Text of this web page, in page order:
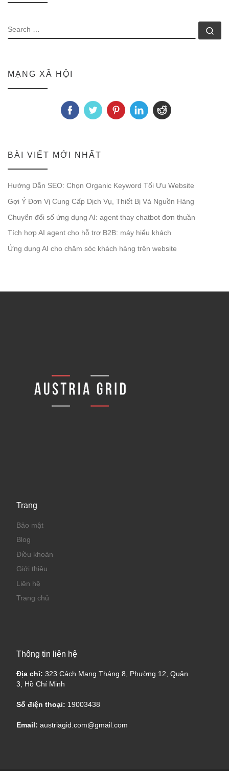
SEARCH
MẠNG XÃ HỘI
BÀI VIẾT MỚI NHẤT
Hướng Dẫn SEO: Chọn Organic Keyword Tối Ưu Website
Gợi Ý Đơn Vị Cung Cấp Dịch Vụ, Thiết Bị Và Nguồn Hàng
Chuyển đổi số ứng dụng AI: agent thay chatbot đơn thuần
Tích hợp AI agent cho hỗ trợ B2B: máy hiểu khách
Ứng dụng AI cho chăm sóc khách hàng trên website
Trang
Bảo mật
Blog
Điều khoản
Giới thiệu
Liên hệ
Trang chủ
Thông tin liên hệ
Địa chỉ: 323 Cách Mạng Tháng 8, Phường 12, Quận
3, Hồ Chí Minh
Số điện thoại: 19003438
Email: austriagid.com@gmail.com